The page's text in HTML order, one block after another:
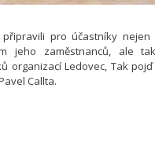
připravili pro účastníky
jeho zaměstnanců, ale
organizací Ledovec, Tak
Callta.